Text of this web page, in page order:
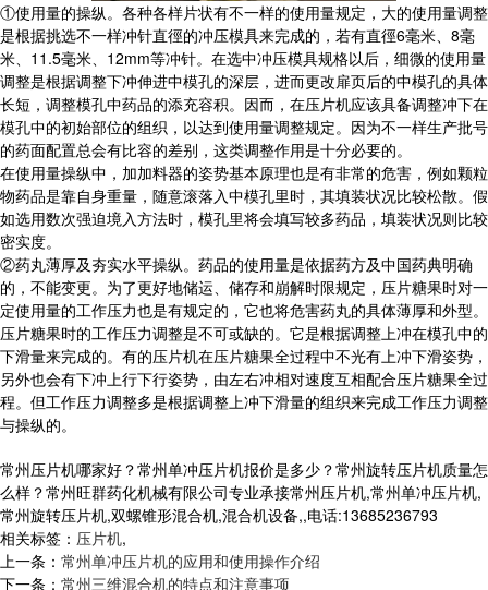
①使用量的操纵。各种各样片状有不一样的使用量规定，大的使用量调整
是根据挑选不一样冲针直徑的冲压模具来完成的，若有直徑6毫米、8毫
米、11.5毫米、12mm等冲针。在选中冲压模具规格以后，细微的使用量
调整是根据调整下冲伸进中模孔的深层，进而更改扉页后的中模孔的具体
长短，调整模孔中药品的添充容积。因而，在压片机应该具备调整冲下在
模孔中的初始部位的组织，以达到使用量调整规定。因为不一样生产批号
的药面配置总会有比容的差别，这类调整作用是十分必要的。
在使用量操纵中，加加料器的姿势基本原理也是有非常的危害，例如颗粒
物药品是靠自身重量，随意滚落入中模孔里时，其填装状况比较松散。假
如选用数次强迫境入方法时，模孔里将会填写较多药品，填装状况则比较
密实度。
②药丸薄厚及夯实水平操纵。药品的使用量是依据药方及中国药典明确
的，不能变更。为了更好地储运、储存和崩解时限规定，压片糖果时对一
定使用量的工作压力也是有规定的，它也将危害药丸的具体薄厚和外型。
压片糖果时的工作压力调整是不可或缺的。它是根据调整上冲在模孔中的
下滑量来完成的。有的压片机在压片糖果全过程中不光有上冲下滑姿势，
另外也会有下冲上行下行姿势，由左右冲相对速度互相配合压片糖果全过
程。但工作压力调整多是根据调整上冲下滑量的组织来完成工作压力调整
与操纵的。
常州压片机哪家好？常州单冲压片机报价是多少？常州旋转压片机质量怎
么样？常州旺群药化机械有限公司专业承接常州压片机,常州单冲压片机,
常州旋转压片机,双螺锥形混合机,混合机设备,,电话:13685236793
相关标签： 压片机,
上一条： 常州单冲压片机的应用和使用操作介绍
下一条： 常州三维混合机的特点和注意事项